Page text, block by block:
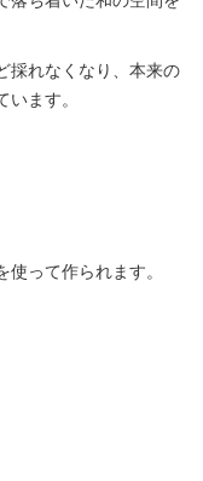
採れなくなり、本来の
ます。
って作られます。